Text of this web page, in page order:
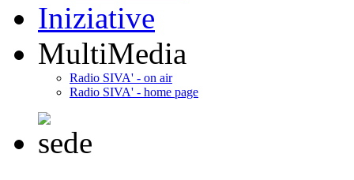
Iniziative
MultiMedia
Radio SIVA' - on air
Radio SIVA' - home page